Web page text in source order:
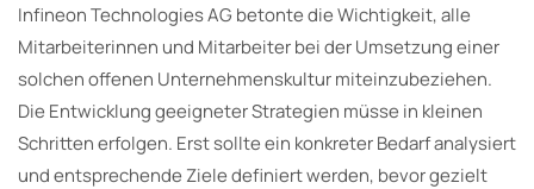
Infineon Technologies AG betonte die Wichtigkeit, alle
Mitarbeiterinnen und Mitarbeiter bei der Umsetzung einer
solchen offenen Unternehmenskultur miteinzubeziehen.
Die Entwicklung geeigneter Strategien müsse in kleinen
Schritten erfolgen. Erst sollte ein konkreter Bedarf analysiert
und entsprechende Ziele definiert werden, bevor gezielt